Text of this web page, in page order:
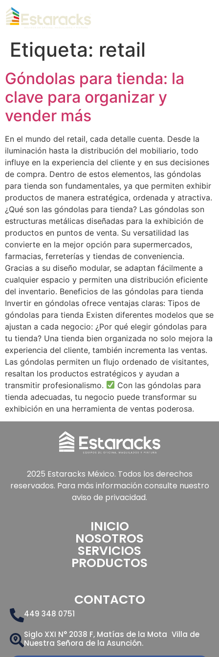
Etiqueta: retail
Góndolas para tienda: la
clave para organizar y
vender más
En el mundo del retail, cada detalle cuenta. Desde la
iluminación hasta la distribución del mobiliario, todo
influye en la experiencia del cliente y en sus decisiones
de compra. Dentro de estos elementos, las góndolas
para tienda son fundamentales, ya que permiten exhibir
productos de manera estratégica, ordenada y atractiva.
¿Qué son las góndolas para tienda? Las góndolas son
estructuras metálicas diseñadas para la exhibición de
productos en puntos de venta. Su versatilidad las
convierte en la mejor opción para supermercados,
farmacias, ferreterías y tiendas de conveniencia.
Gracias a su diseño modular, se adaptan fácilmente a
cualquier espacio y permiten una distribución eficiente
del inventario. Beneficios de las góndolas para tienda
Invertir en góndolas ofrece ventajas claras: Tipos de
góndolas para tienda Existen diferentes modelos que se
ajustan a cada negocio: ¿Por qué elegir góndolas para
tu tienda? Una tienda bien organizada no solo mejora la
experiencia del cliente, también incrementa las ventas.
Las góndolas permiten un flujo ordenado de visitantes,
resaltan los productos estratégicos y ayudan a
transmitir profesionalismo.
Con las góndolas para
tienda adecuadas, tu negocio puede transformar su
exhibición en una herramienta de ventas poderosa.
2025 Estaracks México. Todos los derechos
reservados. Para más información consulte nuestro
aviso de privacidad.
INICIO
NOSOTROS
SERVICIOS
PRODUCTOS
CONTACTO
449 348 0751
Siglo XXI N° 2038 F, Matías de la Mota Villa de
Nuestra Señora de la Asunción.